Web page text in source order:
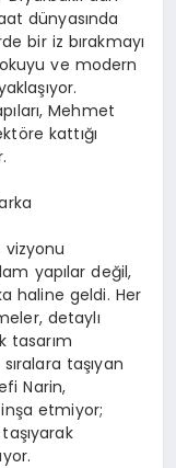
dünyasında
bir iz bırakmayı
ve modern
Mehmet
kattığı
vizyonu
yapılar değil,
haline geldi. Her
detaylı
tasarım
taşıyan
Narin,
etmiyor;